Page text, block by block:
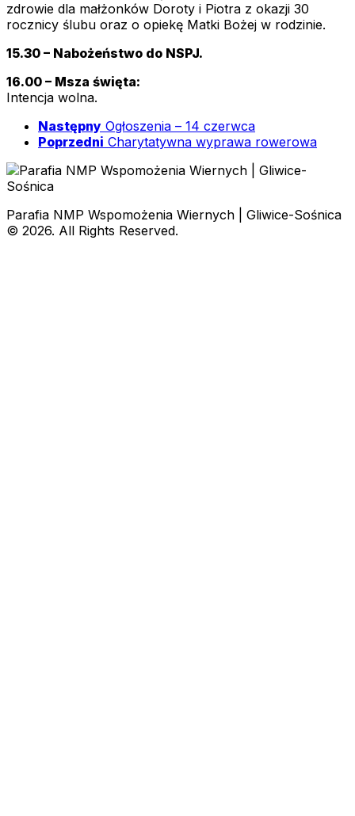
zdrowie dla małżonków Doroty i Piotra z okazji 30
rocznicy ślubu oraz o opiekę Matki Bożej w rodzinie.
15.30 – Nabożeństwo do NSPJ.
16.00 – Msza święta:
Intencja wolna.
Następny Ogłoszenia – 14 czerwca
Poprzedni Charytatywna wyprawa rowerowa
Parafia NMP Wspomożenia Wiernych | Gliwice-Sośnica
© 2026. All Rights Reserved.